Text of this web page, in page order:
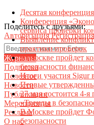
Поделитесь с друзьями:
Авторизация
Журналы
Подписка
Полезное
Новости
Публикации
Мероприятия
Реклама
О нас
Десятая
Конференция
сервиса проверки
Выявление
практики проверок
В Москве пройдет
безопасности
Итоги участия Sigur
Первые
27 мая состоится 4-
«Тренды в
В Москве пройдет
безопасности